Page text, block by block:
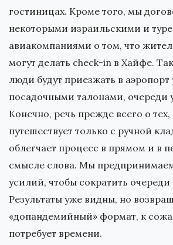
гостиницах. Кроме того, мы
некоторыми израильскими и
авиакомпаниями о том, что
могут делать check-in в Хайфе.
люди будут приезжать в аэропорт
посадочными талонами, очереди
Конечно, речь прежде всего о тех,
путешествует только с ручной
облегчает процесс в прямом и в
смысле слова. Мы
усилий, чтобы сократить очереди
Результаты уже видны, но
«допандемийный» формат, к
потребует времени.